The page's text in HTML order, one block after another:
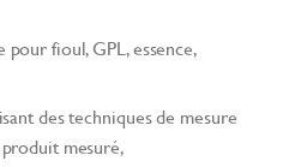
pour fioul, GPL, essence,
des techniques de mesure
mesuré,